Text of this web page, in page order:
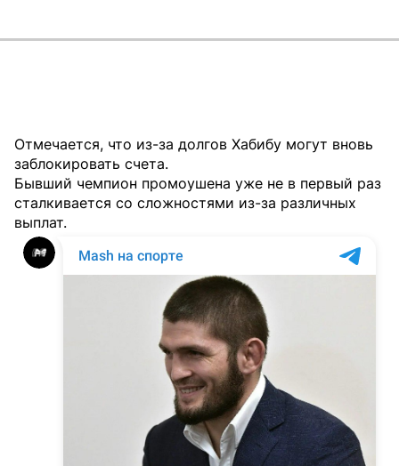
Отмечается, что из-за долгов Хабибу могут вновь
заблокировать счета.
Бывший чемпион промоушена уже не в первый раз
сталкивается со сложностями из-за различных
выплат.